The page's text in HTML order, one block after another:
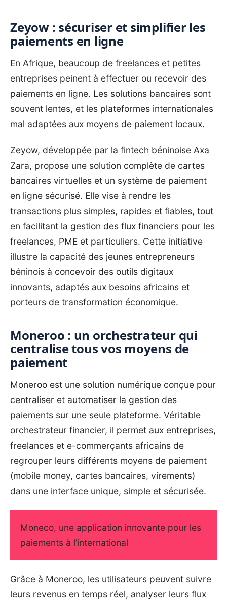
Zeyow : sécuriser et simplifier les
paiements en ligne
En Afrique, beaucoup de freelances et petites
entreprises peinent à effectuer ou recevoir des
paiements en ligne. Les solutions bancaires sont
souvent lentes, et les plateformes internationales
mal adaptées aux moyens de paiement locaux.
Zeyow, développée par la fintech béninoise Axa
Zara, propose une solution complète de cartes
bancaires virtuelles et un système de paiement
en ligne sécurisé. Elle vise à rendre les
transactions plus simples, rapides et fiables, tout
en facilitant la gestion des flux financiers pour les
freelances, PME et particuliers. Cette initiative
illustre la capacité des jeunes entrepreneurs
béninois à concevoir des outils digitaux
innovants, adaptés aux besoins africains et
porteurs de transformation économique.
Moneroo : un orchestrateur qui
centralise tous vos moyens de
paiement
Moneroo est une solution numérique conçue pour
centraliser et automatiser la gestion des
paiements sur une seule plateforme. Véritable
orchestrateur financier, il permet aux entreprises,
freelances et e-commerçants africains de
regrouper leurs différents moyens de paiement
(mobile money, cartes bancaires, virements)
dans une interface unique, simple et sécurisée.
Moneco, une application innovante pour les
paiements à l’international
Grâce à Moneroo, les utilisateurs peuvent suivre
leurs revenus en temps réel, analyser leurs flux